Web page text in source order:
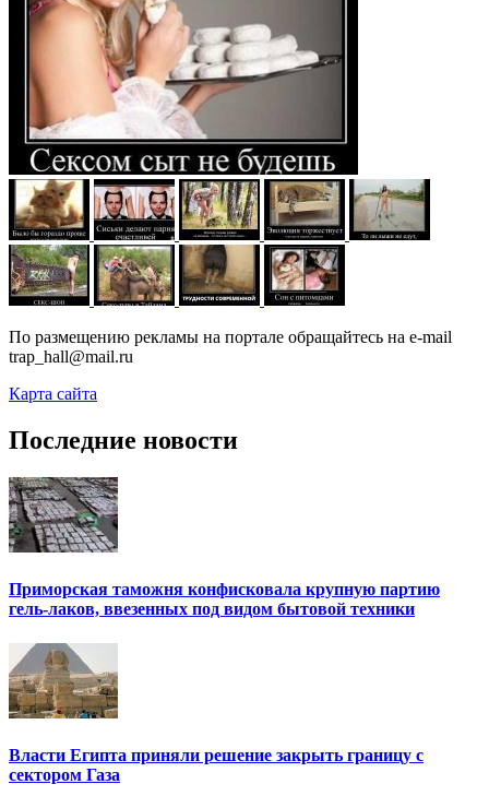
По размещению рекламы на портале обращайтесь на e-mail
trap_hall@mail.ru
Карта сайта
Последние новости
Приморская таможня конфисковала крупную партию
гель-лаков, ввезенных под видом бытовой техники
Власти Египта приняли решение закрыть границу с
сектором Газа